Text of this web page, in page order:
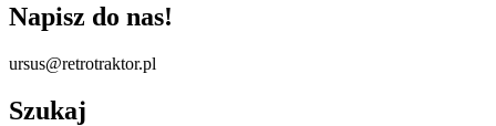
Napisz do nas!
ursus@retrotraktor.pl
Szukaj